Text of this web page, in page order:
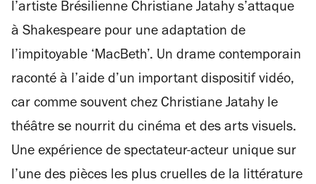
l’artiste Brésilienne Christiane Jatahy s’attaque
à Shakespeare pour une adaptation de
l’impitoyable ‘MacBeth’. Un drame contemporain
raconté à l’aide d’un important dispositif vidéo,
car comme souvent chez Christiane Jatahy le
théâtre se nourrit du cinéma et des arts visuels.
Une expérience de spectateur-acteur unique sur
l’une des pièces les plus cruelles de la littérature